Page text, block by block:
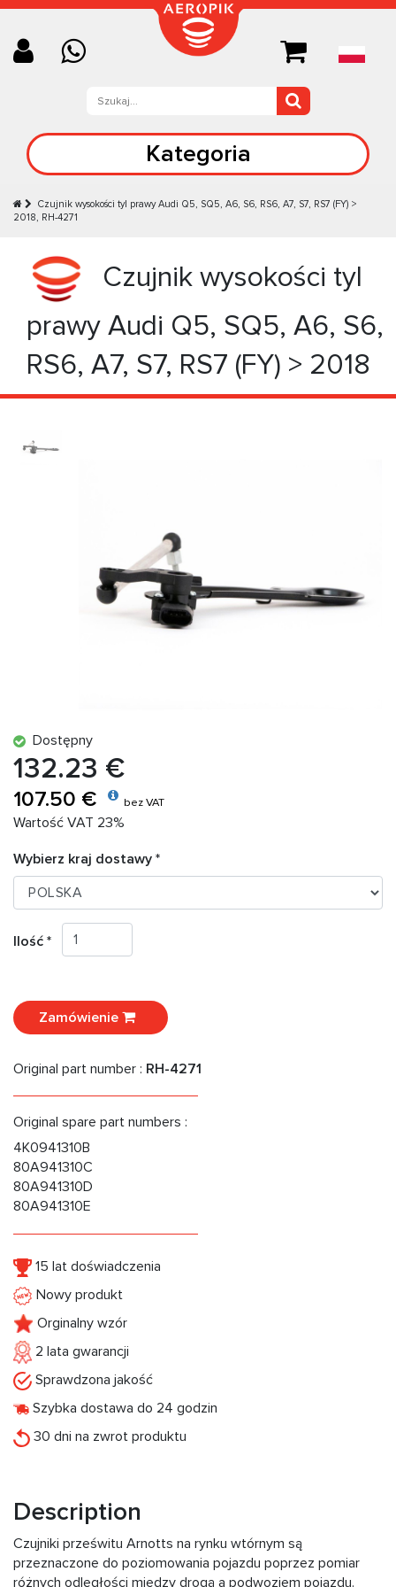
Kategoria
Czujnik wysokości tyl prawy Audi Q5, SQ5, A6, S6, RS6, A7, S7, RS7 (FY) >
2018, RH-4271
Czujnik wysokości tyl
prawy Audi Q5, SQ5, A6, S6,
RS6, A7, S7, RS7 (FY) > 2018
Dostępny
132.23 €
107.50 € bez VAT
Wartość VAT 23%
Wybierz kraj dostawy *
Ilość *
Zamówienie
Original part number : RH-4271
Original spare part numbers :
4K0941310B
80A941310C
80A941310D
80A941310E
15 lat doświadczenia
Nowy produkt
Orginalny wzór
2 lata gwarancji
Sprawdzona jakość
Szybka dostawa do 24 godzin
30 dni na zwrot produktu
Description
Czujniki prześwitu Arnotts na rynku wtórnym są
przeznaczone do poziomowania pojazdu poprzez pomiar
różnych odległości między drogą a podwoziem pojazdu.